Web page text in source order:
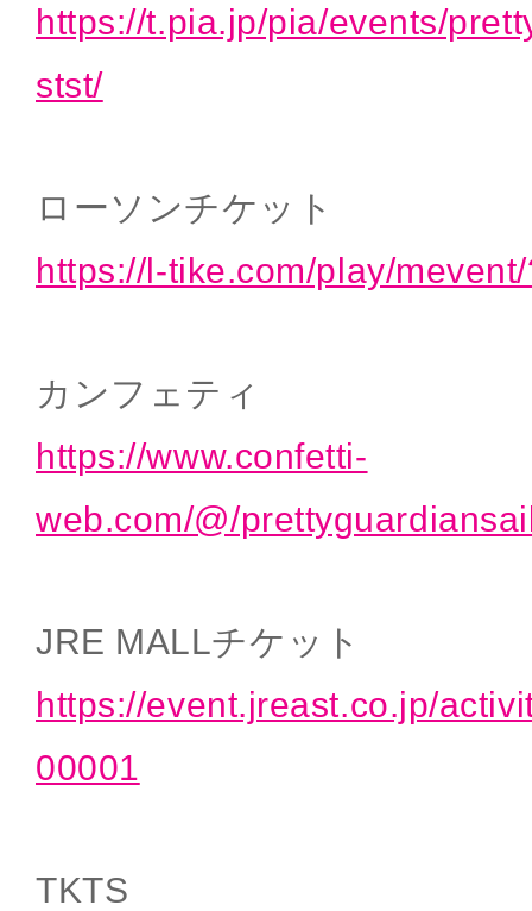
https://t.pia.jp/pia/events/
stst/
ローソンチケット
https://l-tike.com/play/
カンフェティ
https://www.confetti-
web.com/@/
JRE MALLチケット
https://event.jreast.co.jp/
00001
TKTS